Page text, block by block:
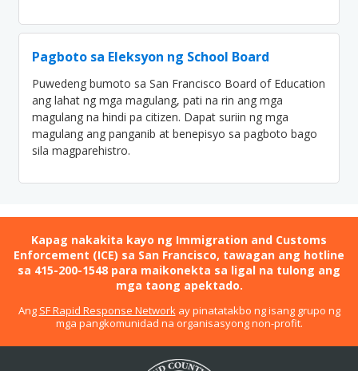
Pagboto sa Eleksyon ng School Board
Puwedeng bumoto sa San Francisco Board of Education
ang lahat ng mga magulang, pati na rin ang mga
magulang na hindi pa citizen. Dapat suriin ng mga
magulang ang panganib at benepisyo sa pagboto bago
sila magparehistro.
Kapag nakakita kayo ng Immigration and Customs
Enforcement (ICE) sa San Francisco, tawagan ang hotline
sa 415-200-1548 para maikonekta sa ligal na tulong ang
mga taong apektado.
Ang SF Rapid Response Networkay pinatatakbo ng isang grupo ng
mga pangkomunidad na organisasyong non-profit.